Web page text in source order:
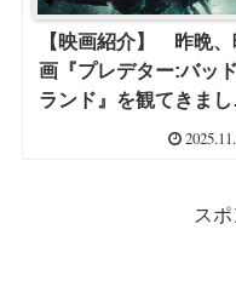
【映画紹介】 昨晩、
画『プレデター:バッド
ランド』を観てきまし
た。 狩られてたまる
ス